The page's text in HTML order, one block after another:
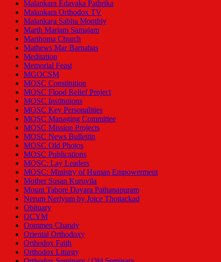
Malankara Edavaka Pathrika
Malankara Orthodox TV
Malankara Sabha Monthly
Marth Mariam Samajam
Marthoma Church
Mathews Mar Barnabas
Meditation
Memorial Feast
MGOCSM
MOSC Constitution
MOSC Flood Relief Project
MOSC Institutions
MOSC Key Personalities
MOSC Managing Committee
MOSC Mission Projects
MOSC News Bullettin
MOSC Old Photos
MOSC Publications
MOSC: Lay Leaders
MOSC: Ministry of Human Empowerment
Mother Susan Kuruvila
Mount Tabore Dayara Pathanapuram
Nerum Neriyum by Joice Thottackad
Obituary
OCYM
Oommen Chandy
Oriental Orthodoxy
Orthodox Faith
Orthodox Liturgy